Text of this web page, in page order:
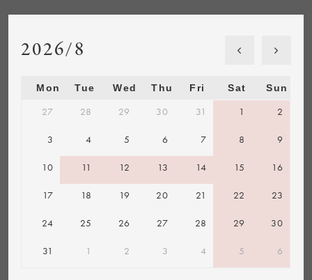
2026/8
Mon Tue Wed Thu Fri Sat Sun
27 28 29 30 31 1 2
3 4 5 6 7 8 9
10 11 12 13 14 15 16
17 18 19 20 21 22 23
24 25 26 27 28 29 30
31 1 2 3 4 5 6